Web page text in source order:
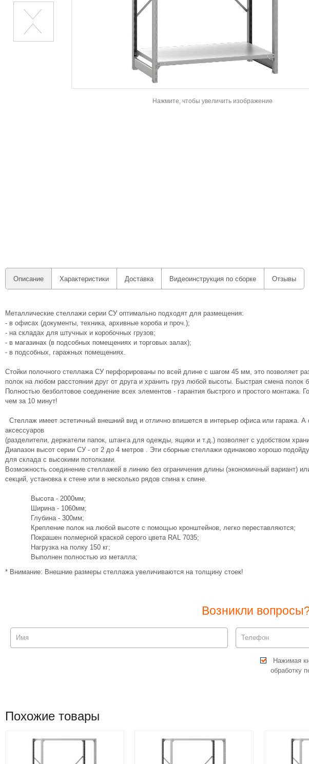
Нажмите, чтобы увеличить изображение
Описание Характеристики Доставка Видеоинструкция по сборке Отзывы
Металлические стеллажи серии СУ оптимально подходят для размещения:
- в офисах (документы, техника, архивные короба и проч.);
- на складах для штучных и коробочных грузов;
- в магазинах (в подсобных помещениях и торговых залах);
- в подсобных, гаражных помещениях.
Стойки полочного стеллажа СУ перфорированы по всей длине с шагом 45 мм, это позволяет
полок на любом расстоянии друг от друга и хранить груз любой высоты. Быстрая смена полок
Полностью безболтовое соединение всех элементов - гарантия быстрого и простого монтажа.
чем за 10 минут!
Стеллаж имеет эстетичный внешний вид и отлично впишется в интерьер офиса или гаража. А
аксессуаров
(разделители, держатели папок, штанга для одежды, ящики и т.д.) позволяет с удобством
Диапазон высот серии СУ - от 2 до 4 метров . Эти сборные стеллажи одинаково хорошо
для склада с высокими потолками.
Возможность соединение стеллажей в линию без ограничения длины (экономичный вариант)
секций, установка к стене или в несколько рядов спина к спине.
Высота - 2000мм;
Ширина - 1060мм;
Глубина - 300мм;
Крепление полок на любой высоте с помощью кронштейнов, легко переставляются;
Покрашен полмерной краской серого цвета RAL 7035;
Нагрузка на полку 150 кг;
Выполнен полностью из металла;
* Внимание: Внешние размеры стеллажа увеличиваются на толщину стоек!
Возникли
Нажимая
обработку
Похожие товары